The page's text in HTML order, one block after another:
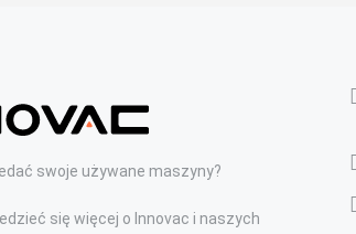
swoje używane maszyny?
się więcej o Innovac i naszych